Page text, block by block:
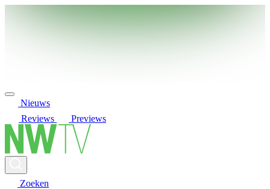
Nieuws
Reviews
Previews
Zoeken